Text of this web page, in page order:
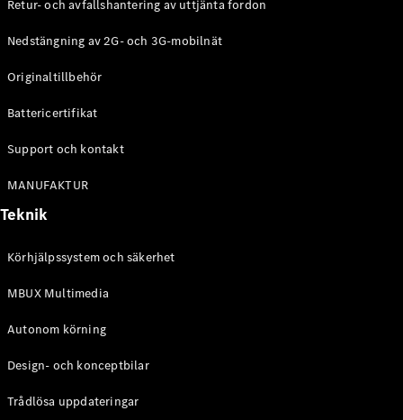
Alla
/ Camping
Marco Polo
Horizon
Konfigurator
Mercedes-
Store
Retur- och avfallshantering av uttjänta fordon
Nedstängning av 2G- och 3G-mobilnät
Originaltillbehör
Battericertifikat
Support och kontakt
MANUFAKTUR
Teknik
Körhjälpssystem och säkerhet
MBUX Multimedia
Autonom körning
Design- och konceptbilar
Trådlösa uppdateringar